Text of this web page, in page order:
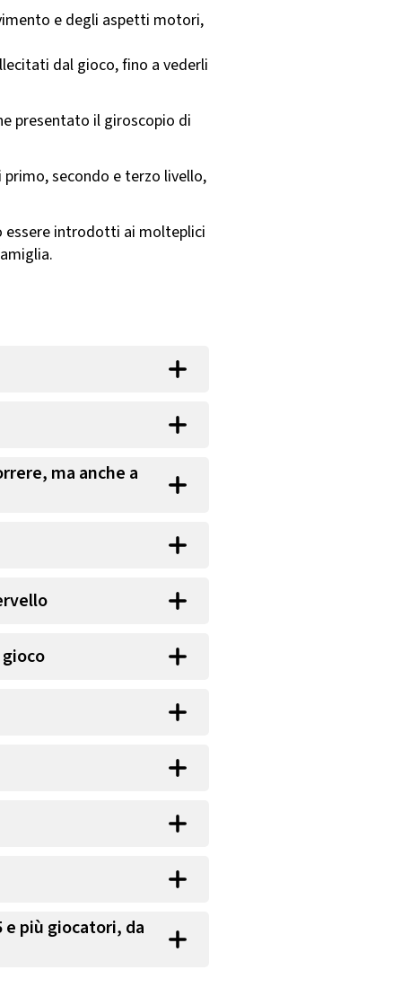
e degli aspetti motori,
dal gioco, fino a vederli
presentato il giroscopio di
secondo e terzo livello,
essere introdotti ai molteplici
ma anche a
e più giocatori, da